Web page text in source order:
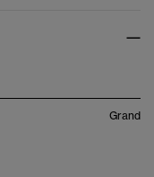
Grand